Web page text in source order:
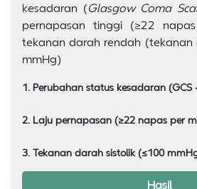
kesadaran (Glasgow Coma
pernapasan tinggi (≥22
tekanan darah rendah (tekanan
mmHg)
1. Perubahan status kesadaran (GCS
2. Laju pernapasan (≥22 napas per
3. Tekanan darah sistolik (≤100
Hasil